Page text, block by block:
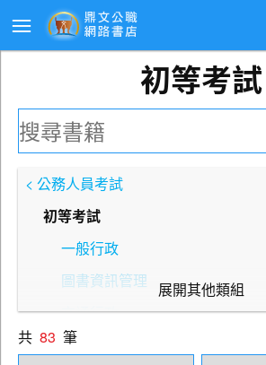
初等考試
< 公務人員考試
初等考試
一般行政
圖書資訊管理
交通行政
社會行政
展開其他類組
共 83 筆